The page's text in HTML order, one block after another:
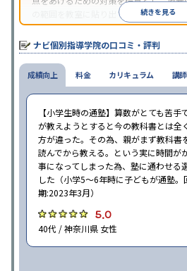
の範囲を教室に貼り出すなど手厚く学習
オリジナルテキストを使用しており、
せたテキストを使った「先取り学習」で
続きを見る
ナビ個別指導学院の口コミ・評判
成績向上
【小学生時の通塾】算数がとても苦手
が教えようとすると今の教科書とは全
方が違った。その為、親がまず教科書
読んでから教える。という実に時間が
事になってしまった為、塾に通わせる
した（小学5〜6年時に子どもが通塾。
期:2023年3月）
5.0
40代 / 神奈川県 女性
料金 カリキュラム 講師